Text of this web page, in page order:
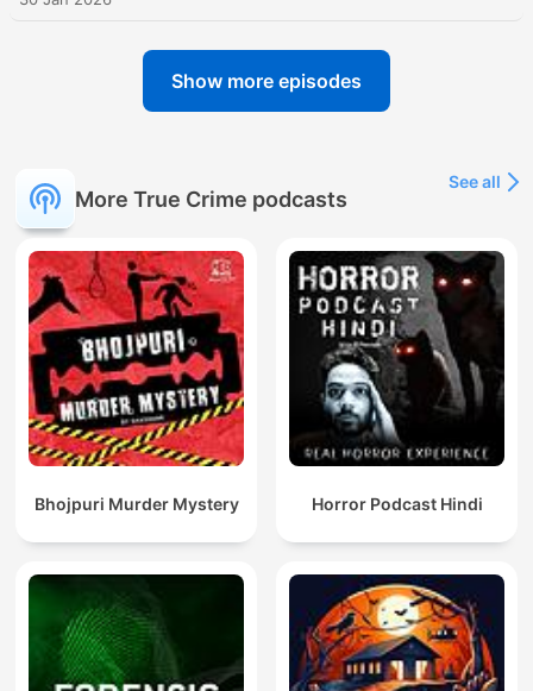
Show more episodes
More True Crime podcasts
See all
Bhojpuri Murder Mystery Horror Podcast Hindi